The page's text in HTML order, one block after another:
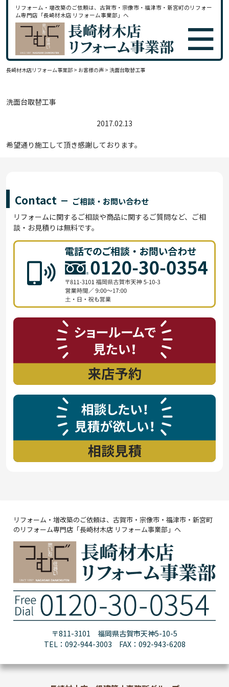
リフォーム・増改築のご依頼は、古賀市・宗像市・福津市・新宮町のリフォー
ム専門店「長崎材木店 リフォーム事業部」へ
長崎材木店リフォーム事業部 > お客様の声 > 洗面台取替工事
洗面台取替工事
2017.02.13
希望通り施工して頂き感謝しております。
Contact ご相談・お問い合わせ
リフォームに関するご相談や商品に関するご質問など、ご相
談・お見積りは無料です。
リフォーム・増改築のご依頼は、古賀市・宗像市・福津市・新宮町
のリフォーム専門店「長崎材木店 リフォーム事業部」へ
〒811-3101 福岡県古賀市天神5-10-5
TEL：092-944-3003 FAX：092-943-6208